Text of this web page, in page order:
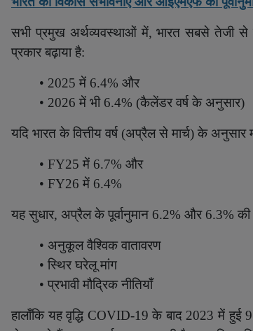
सभी प्रमुख अर्थव्यवस्थाओं में,भारत सबसे तेजी से
प्रकार बढ़ाया है:
• 2025 में 6.4% और
• 2026 में भी 6.4% (कैलेंडर वर्ष के अनुसार)
यदि भारत के वित्तीय वर्ष (अप्रैल से मार्च) के अनुसार
• FY25 में 6.7% और
• FY26 में 6.4%
यह सुधार, अप्रैल के पूर्वानुमान 6.2% और 6.3%
• अनुकूल वैश्विक वातावरण
• स्थिर घरेलू मांग
• प्रभावी मौद्रिक नीतियाँ
हालाँकि यह वृद्धि COVID-19के बाद 2023में हुई